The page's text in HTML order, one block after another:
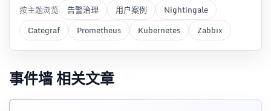
按主题浏览 告警治理 用户案例
Nightingale
Categraf
Prometheus Kubernetes Zabbix
事件墙 相关文章